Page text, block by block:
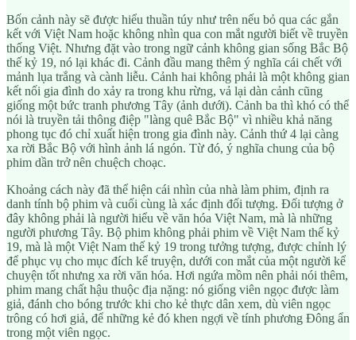
Bốn cảnh này sẽ được hiểu thuần túy như trên nếu bỏ qua các gắn
kết với Việt Nam hoặc không nhìn qua con mắt người biết về truyền
thống Việt. Nhưng đặt vào trong ngữ cảnh không gian sống Bắc Bộ
thế kỷ 19, nó lại khác đi. Cảnh đầu mang thêm ý nghĩa cái chết với
mảnh lụa trắng và cành liễu. Cảnh hai không phải là một không gian
kết nối gia đình do xảy ra trong khu rừng, vả lại dàn cảnh cũng
giống một bức tranh phương Tây (ảnh dưới). Cảnh ba thì khó có thể
nói là truyền tải thông điệp "làng quê Bắc Bộ" vì nhiều khả năng
phong tục đó chỉ xuất hiện trong gia đình này. Cảnh thứ 4 lại càng
xa rời Bắc Bộ với hình ảnh lá ngón. Từ đó, ý nghĩa chung của bộ
phim dần trở nên chuệch choạc.
Khoảng cách này đã thể hiện cái nhìn của nhà làm phim, định ra
danh tính bộ phim và cuối cùng là xác định đối tượng. Đối tượng ở
đây không phải là người hiểu về văn hóa Việt Nam, mà là những
người phương Tây. Bộ phim không phải phim về Việt Nam thế kỷ
19, mà là một Việt Nam thế kỷ 19 trong tưởng tượng, được chỉnh lý
để phục vụ cho mục đích kể truyện, dưới con mắt của một người kể
chuyện tốt nhưng xa rời văn hóa. Hơi ngứa mồm nên phải nói thêm,
phim mang chất hậu thuộc địa nặng: nó giống viên ngọc được làm
giả, đánh cho bóng trước khi cho kẻ thực dân xem, dù viên ngọc
trông có hơi giả, để những kẻ đó khen ngợi về tính phương Đông ẩn
trong một viên ngọc.